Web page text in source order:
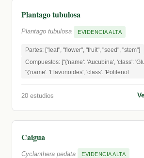
Plantago tubulosa
Plantago tubulosa EVIDENCIA ALTA
Partes: ["leaf", "flower", "fruit", "seed", "stem"]
Compuestos: ["{'name': 'Aucubina', 'class':
"{'name': 'Flavonoides', 'class': 'Polifenol
20 estudios
Caigua
Cyclanthera pedata EVIDENCIA ALTA